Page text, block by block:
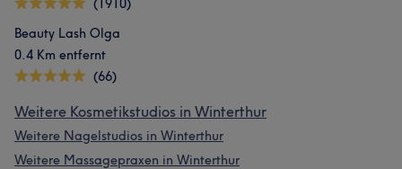
(1910)
Beauty Lash Olga
0.4 Km entfernt
(66)
Weitere Kosmetikstudios in Winterthur
Weitere Nagelstudios in Winterthur
Weitere Massagepraxen in Winterthur